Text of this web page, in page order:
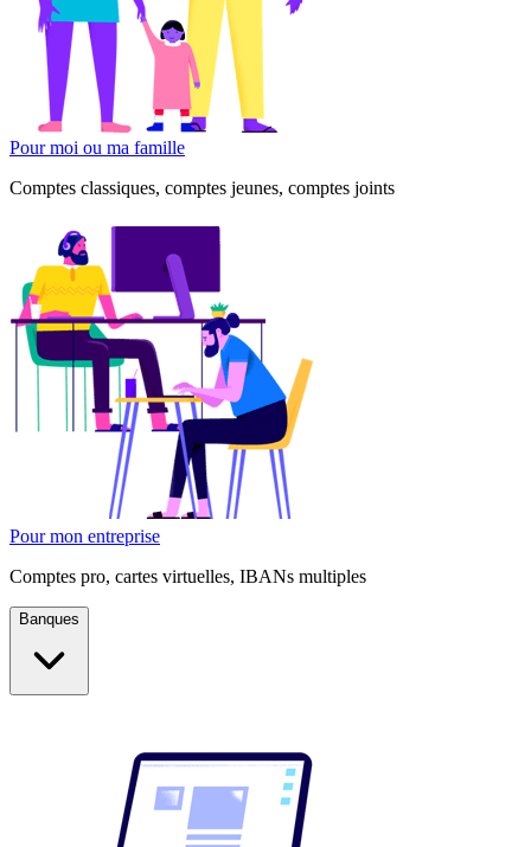
Pour moi ou ma famille
Comptes classiques, comptes jeunes, comptes joints
Pour mon entreprise
Comptes pro, cartes virtuelles, IBANs multiples
Banques